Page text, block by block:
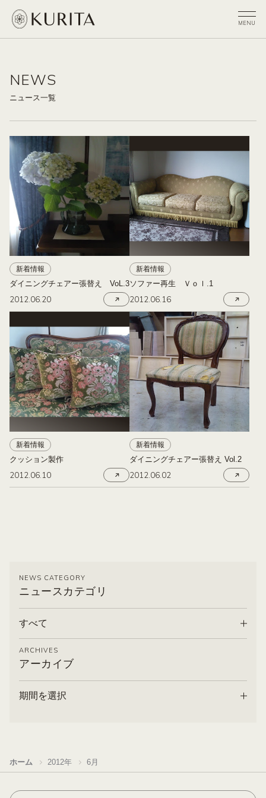
NEWS
ニュース一覧
NEWS CATEGORY
ニュースカテゴリ
すべて
ARCHIVES
アーカイブ
期間を選択
新着情報
ダイニングチェアー張替え VoL.3
2012.06.20
新着情報
ソファー再生 Ｖｏｌ.1
2012.06.16
新着情報
クッション製作
2012.06.10
新着情報
ダイニングチェアー張替え Vol.2
2012.06.02
ホーム 2012年 6月